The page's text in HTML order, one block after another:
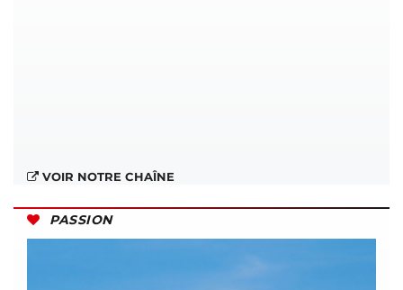
VOIR NOTRE CHAÎNE
PASSION